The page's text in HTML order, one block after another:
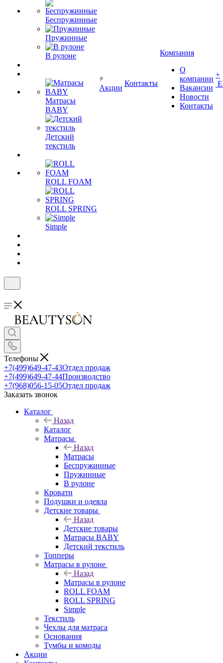
Беспружинные
Пружинные
В рулоне
Матрасы
BABY
Детский
текстиль
ROLL FOAM
ROLL SPRING
Simple
Акции
Контакты
Компания
О
компании
Вакансии
Новости
Контакты
+
Телефоны
+7(499)649-47-43Отдел продаж
+7(499)649-47-44Производство
+7(968)056-15-05Отдел продаж
Заказать звонок
Каталог
Назад
Каталог
Матрасы
Назад
Матрасы
Беспружинные
Пружинные
В рулоне
Кровати
Подушки и одеяла
Детские товары
Назад
Детские товары
Матрасы BABY
Детский текстиль
Топперы
Матрасы в рулоне
Назад
Матрасы в рулоне
ROLL FOAM
ROLL SPRING
Simple
Текстиль
Чехлы для матраса
Основания
Тумбы и комоды
Акции